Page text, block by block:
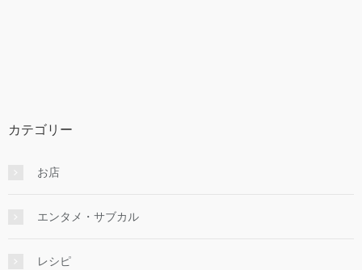
カテゴリー
お店
エンタメ・サブカル
レシピ